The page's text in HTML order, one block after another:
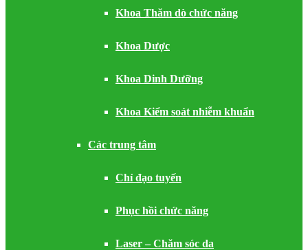
Khoa Thăm dò chức năng
Khoa Dược
Khoa Dinh Dưỡng
Khoa Kiểm soát nhiễm khuẩn
Các trung tâm
Chỉ đạo tuyến
Phục hồi chức năng
Laser – Chăm sóc da